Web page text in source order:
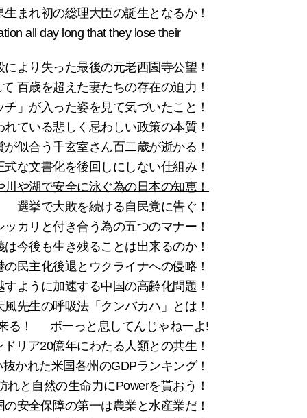
生まれ初の総理大臣の誕生となるか！
all day long that they lose their
より失った最後の元老西園寺公望！
百歳を超えた妻たちの存在の迫力！
」が入った姿を見て気づいたこと！
ている悲しく忌わしい政策の本質！
似合う千玄室さん百二歳が逝かる！
な文書化を後回しにしない仕組み！
や湖で安全に泳ぐ為の日本の知恵！
選挙で大敗を続ける自民党に告ぐ！
カリと付き合う為の五つのマナー！
今後も生き残ることは出来るのか！
民主化後退とウクライナへの侵略！
ように加速する中国の高齢化問題！
先生の呼吸法「クンバカハ」とは！
る！
ボーっと息してんじゃねーよ!
リア20億年にわたる人類との共生！
かれた米国各州のGDPランキング！
と自然の生命力にPowerを貰おう！
安全保障の第一は農業と水産業だ！